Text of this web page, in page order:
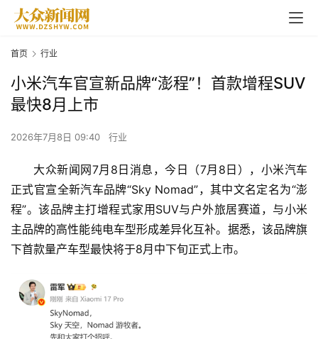
首页 行业
小米汽车官宣新品牌“澎程”！首款增程SUV
最快8月上市
2026年7月8日 09:40 行业
大众新闻网7月8日消息，今日（7月8日），小米汽车
正式官宣全新汽车品牌“Sky Nomad”，其中文名定名为“澎
程”。该品牌主打增程式家用SUV与户外旅居赛道，与小米
主品牌的高性能纯电车型形成差异化互补。据悉，该品牌旗
下首款量产车型最快将于8月中下旬正式上市。